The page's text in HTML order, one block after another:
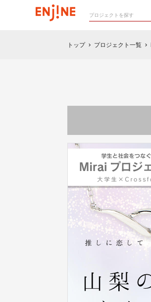
トップ chevron_right プロジェクト一覧 chevron_right